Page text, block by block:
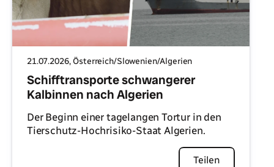
21.07.2026, Österreich/Slowenien/Algerien
Schifftransporte schwangerer
Kalbinnen nach Algerien
Der Beginn einer tagelangen Tortur in den
Tierschutz-Hochrisiko-Staat Algerien.
Teilen